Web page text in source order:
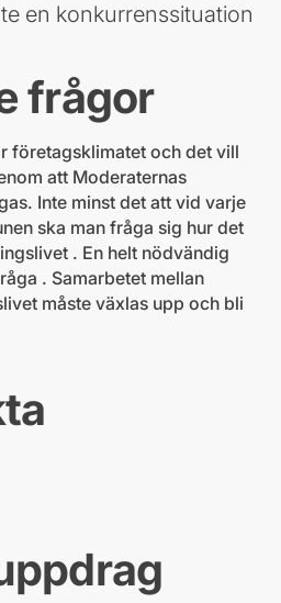
en konkurrenssituation
frågor
företagsklimatet och det vill
att Moderaternas
Inte minst det att vid varje
ska man fråga sig hur det
. En helt nödvändig
. Samarbetet mellan
måste växlas upp och bli